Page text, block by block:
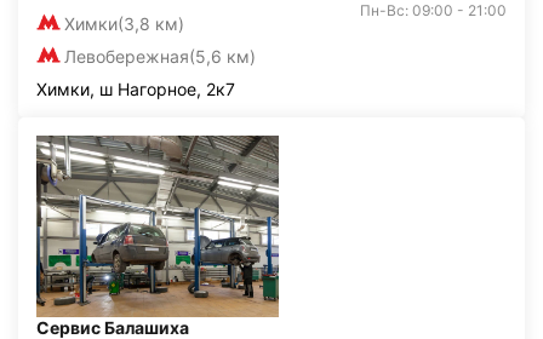
Химки(3,8 км)
Левобережная(5,6 км)
Пн-Вс: 09:00 - 21:00
Химки, ш Нагорное, 2к7
Сервис Балашиха